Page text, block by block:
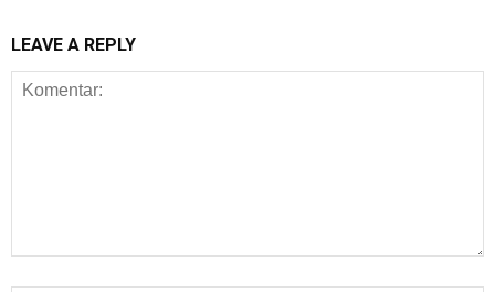
LEAVE A REPLY